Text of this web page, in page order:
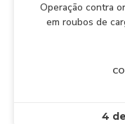
Operação contra
em roubos de
4